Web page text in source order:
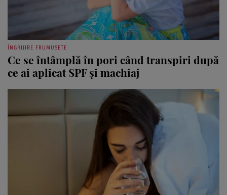
Ce se întâmplă în pori când transpiri după
ce ai aplicat SPF și machiaj